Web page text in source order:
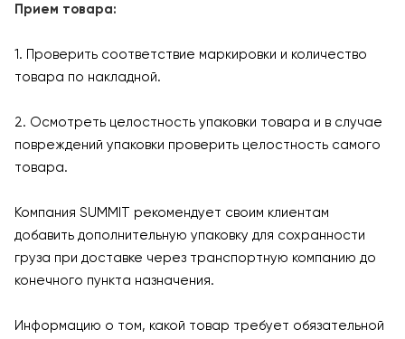
Прием товара:
1. Проверить соответствие маркировки и количество
товара по накладной.
2. Осмотреть целостность упаковки товара и в случае
повреждений упаковки проверить целостность самого
товара.
Компания SUMMIT рекомендует своим клиентам
добавить дополнительную упаковку для сохранности
груза при доставке через транспортную компанию до
конечного пункта назначения.
Информацию о том, какой товар требует обязательной